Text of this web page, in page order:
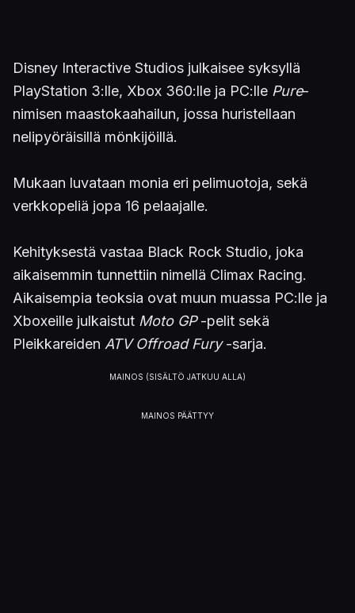
Disney Interactive Studios julkaisee syksyllä
PlayStation 3:lle, Xbox 360:lle ja PC:lle Pure-
nimisen maastokaahailun, jossa huristellaan
nelipyöräisillä mönkijöillä.
Mukaan luvataan monia eri pelimuotoja, sekä
verkkopeliä jopa 16 pelaajalle.
Kehityksestä vastaa Black Rock Studio, joka
aikaisemmin tunnettiin nimellä Climax Racing.
Aikaisempia teoksia ovat muun muassa PC:lle ja
Xboxeille julkaistut Moto GP-pelit sekä
Pleikkareiden ATV Offroad Fury-sarja.